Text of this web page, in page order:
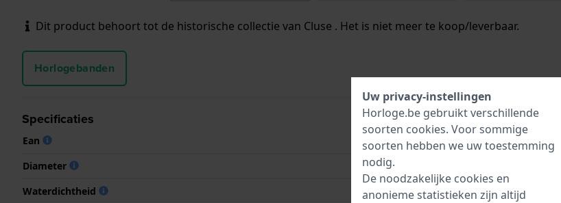
Dit product behoort tot de historische collectie van Cluse . Het is niet meer te koop/leverbaar.
Horlogebanden
Specificaties
Ean
8718924591031
Diameter
Waterdichtheid
3 Bar (handen wassen)
Uw privacy-instellingen
Horloge.be gebruikt verschillende
soorten cookies. Voor sommige
soorten hebben we uw toestemming
nodig.
De noodzakelijke cookies en
anonieme statistieken zijn altijd